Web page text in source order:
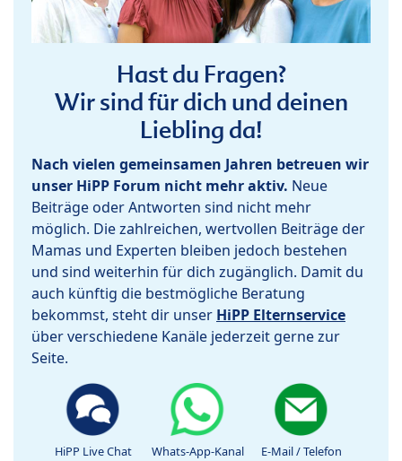
Hast du Fragen?
Wir sind für dich und deinen
Liebling da!
Nach vielen gemeinsamen Jahren betreuen wir
unser HiPP Forum nicht mehr aktiv. Neue
Beiträge oder Antworten sind nicht mehr
möglich. Die zahlreichen, wertvollen Beiträge der
Mamas und Experten bleiben jedoch bestehen
und sind weiterhin für dich zugänglich. Damit du
auch künftig die bestmögliche Beratung
bekommst, steht dir unser HiPP Elternservice
über verschiedene Kanäle jederzeit gerne zur
Seite.
HiPP Live Chat Whats-App-Kanal E-Mail / Telefon